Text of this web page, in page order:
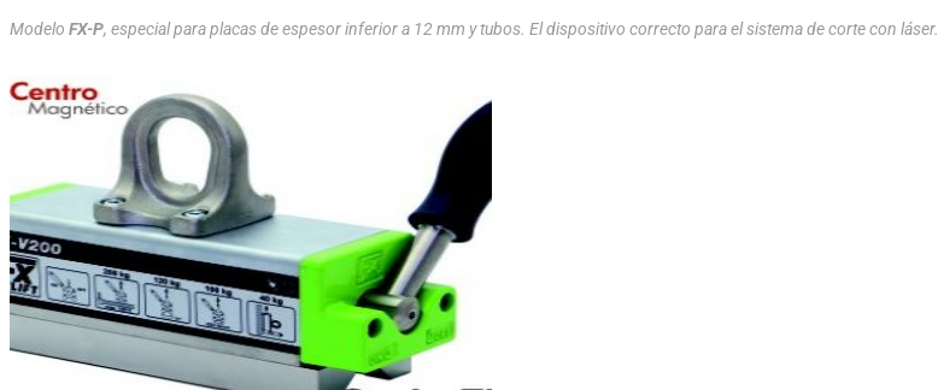
Modelo FX-P, especial para placas de espesor inferior a 12 mm y tubos. El dispositivo correcto para el sistema de corte con láser.